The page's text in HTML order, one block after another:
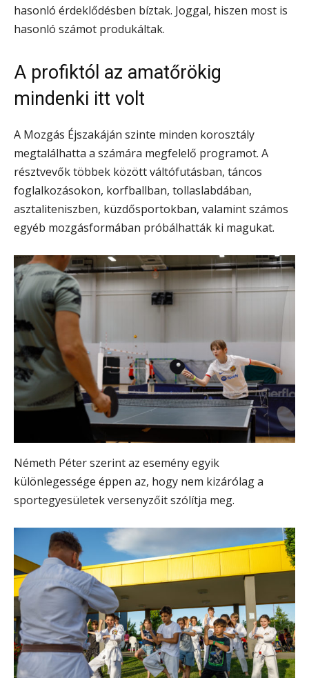
hasonló érdeklődésben bíztak. Joggal, hiszen most is
hasonló számot produkáltak.
A profiktól az amatőrökig
mindenki itt volt
A Mozgás Éjszakáján szinte minden korosztály
megtalálhatta a számára megfelelő programot. A
résztvevők többek között váltófutásban, táncos
foglalkozásokon, korfballban, tollaslabdában,
asztaliteniszben, küzdősportokban, valamint számos
egyéb mozgásformában próbálhatták ki magukat.
Németh Péter szerint az esemény egyik
különlegessége éppen az, hogy nem kizárólag a
sportegyesületek versenyzőit szólítja meg.